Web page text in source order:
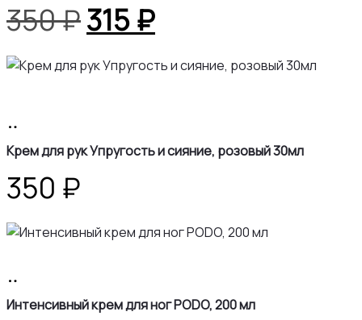
350₽Первоначальная
цена
350 ₽.
315₽Текущая
цена:
Крем для рук Упругость и сияние, розовый 30мл
350 ₽
Интенсивный крем для ног PODO, 200 мл